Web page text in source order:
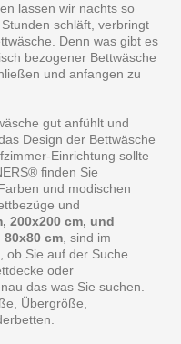
lassen wir nachts so
schläft, verbringt
Denn was gibt es
bezogener Bettwäsche
und anfangen zu
gut anfühlt und
Design der Bettwäsche
Einrichtung sollte
finden Sie
und modischen
und
200x200 cm, und
80x80 cm , sind im
ob Sie auf der Suche
oder
das was Sie suchen.
Übergröße,